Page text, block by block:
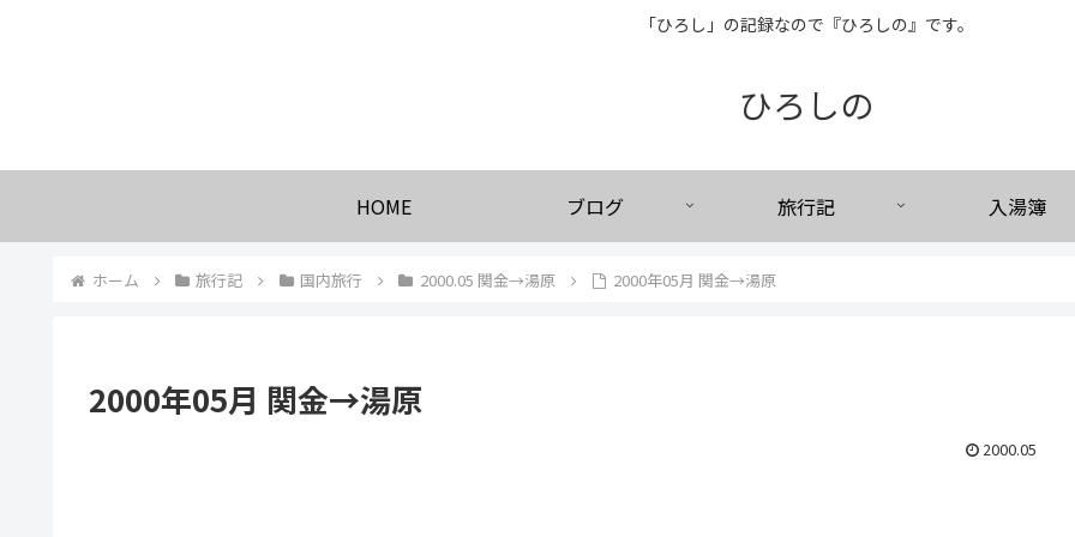
「ひろし」の記録なので『ひろしの』です。
ひろしの
HOME ブログ 旅行記 入湯簿
ホーム 旅行記 国内旅行 2000.05 関金→湯原 2000年05月 関金→湯原
2000年05月 関金→湯原
2000.05